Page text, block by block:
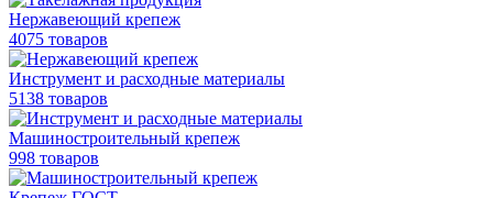
Нержавеющий крепеж
4075 товаров
Инструмент и расходные материалы
5138 товаров
Машиностроительный крепеж
998 товаров